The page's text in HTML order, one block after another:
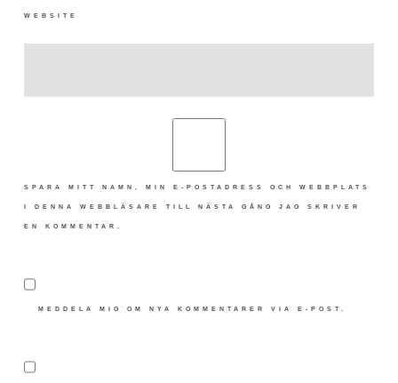
WEBSITE
SPARA MITT NAMN, MIN E-POSTADRESS OCH WEBBPLATS
I DENNA WEBBLÄSARE TILL NÄSTA GÅNG JAG SKRIVER
EN KOMMENTAR.
MEDDELA MIG OM NYA KOMMENTARER VIA E-POST.